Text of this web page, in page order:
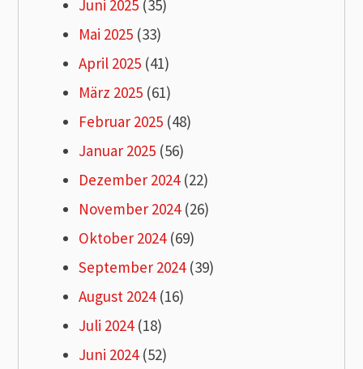
Juni 2025 (35)
Mai 2025 (33)
April 2025 (41)
März 2025 (61)
Februar 2025 (48)
Januar 2025 (56)
Dezember 2024(22)
November 2024(26)
Oktober 2024(69)
September 2024(39)
August 2024(16)
Juli 2024(18)
Juni 2024(52)